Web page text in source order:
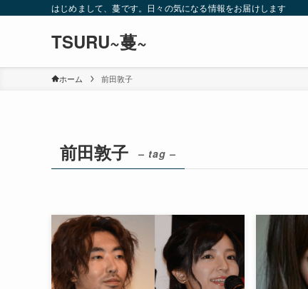
はじめまして、蔓です。日々の気になる情報をお届けします
TSURU~蔓~
ホーム 前田敦子
前田敦子 – tag –